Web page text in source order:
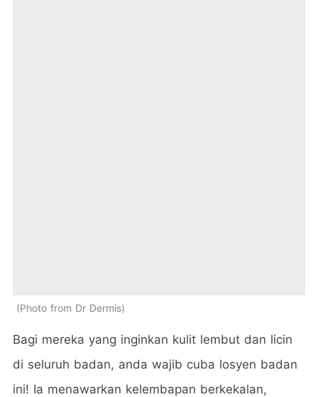
Photo from Dr Dermis
Bagi mereka yang inginkan kulit lembut dan licin
di seluruh badan, anda wajib cuba losyen badan
ini! Ia menawarkan kelembapan berkekalan,